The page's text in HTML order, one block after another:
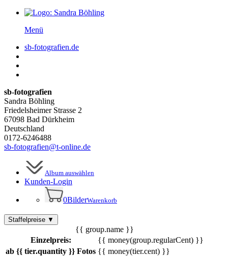
Menü
sb-fotografien.de
sb-fotografien
Sandra Böhling
Friedelsheimer Strasse 2
67098 Bad Dürkheim
Deutschland
0172-6246488
sb-fotografien@t-online.de
Album auswählen
Kunden-Login
0BilderWarenkorb
Staffelpreise ▼
{{ group.name }}
Einzelpreis:
{{ money(group.regularCent) }}
ab {{ tier.quantity }} Fotos {{ money(tier.cent) }}